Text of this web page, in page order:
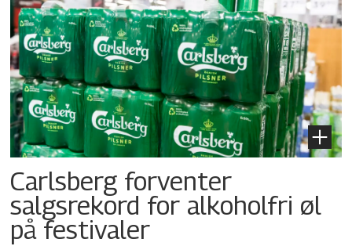
Carlsberg forventer
salgsrekord for alkoholfri øl
på festivaler